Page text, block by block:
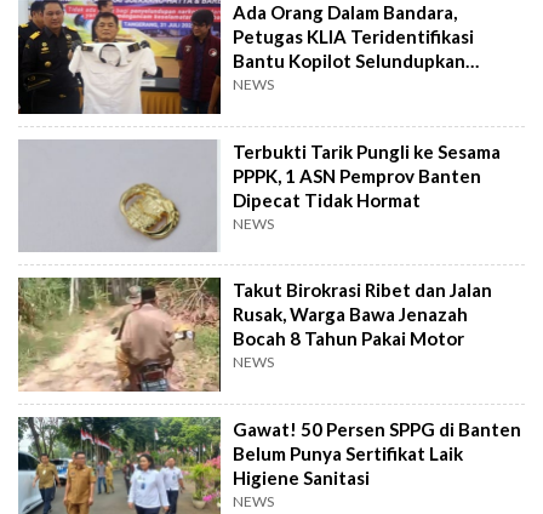
Ada Orang Dalam Bandara,
Petugas KLIA Teridentifikasi
Bantu Kopilot Selundupkan
Ekstasi ke Indonesia
NEWS
Terbukti Tarik Pungli ke Sesama
PPPK, 1 ASN Pemprov Banten
Dipecat Tidak Hormat
NEWS
Takut Birokrasi Ribet dan Jalan
Rusak, Warga Bawa Jenazah
Bocah 8 Tahun Pakai Motor
NEWS
Gawat! 50 Persen SPPG di Banten
Belum Punya Sertifikat Laik
Higiene Sanitasi
NEWS